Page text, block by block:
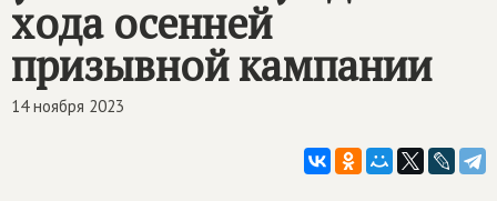
хода осенней
призывной кампании
14 ноября 2023